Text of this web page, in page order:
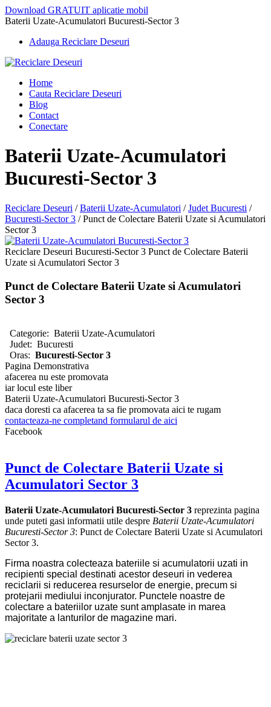
Download GRATUIT aplicatie mobil
Baterii Uzate-Acumulatori Bucuresti-Sector 3
Adauga Reciclare Deseuri
Home
Cauta Reciclare Deseuri
Blog
Contact
Conectare
Baterii Uzate-Acumulatori
Bucuresti-Sector 3
Reciclare Deseuri /Baterii Uzate-Acumulatori /Judet Bucuresti /
Bucuresti-Sector 3 /Punct de Colectare Baterii Uzate si Acumulatori
Sector 3
Reciclare Deseuri Bucuresti-Sector 3 Punct de Colectare Baterii
Uzate si Acumulatori Sector 3
Punct de Colectare Baterii Uzate si Acumulatori
Sector 3
Categorie: Baterii Uzate-Acumulatori
Judet: Bucuresti
Oras: Bucuresti-Sector 3
Pagina Demonstrativa
afacerea nu este promovata
iar locul este liber
Baterii Uzate-Acumulatori Bucuresti-Sector 3
daca doresti ca afacerea ta sa fie promovata aici te rugam
contacteaza-ne completand formularul de aici
Facebook
Punct de Colectare Baterii Uzate si
Acumulatori Sector 3
Baterii Uzate-Acumulatori Bucuresti-Sector 3 reprezinta pagina
unde puteti gasi informatii utile despre Baterii Uzate-Acumulatori
Bucuresti-Sector 3: Punct de Colectare Baterii Uzate si Acumulatori
Sector 3.
Firma noastra colecteaza bateriile si acumulatorii uzati in
recipienti special destinati acestor deseuri in vederea
reciclarii si reducerea resurselor de energie, precum si
protejarii mediului inconjurator. Punctele noastre de
colectare a bateriilor uzate sunt amplasate in marea
majoritate a lanturilor de magazine mari.